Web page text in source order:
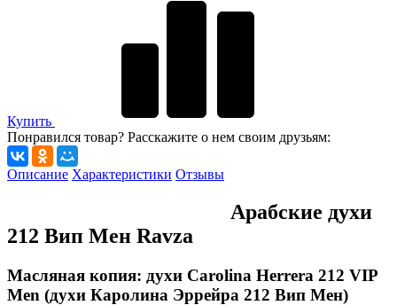
Купить
Понравился товар? Расскажите о нем своим друзьям:
Описание Характеристики Отзывы
Арабские духи
212 Вип Мен Ravza
Масляная копия: духи Carolina Herrera 212 VIP
Men (духи Каролина Эррейра 212 Вип Мен)